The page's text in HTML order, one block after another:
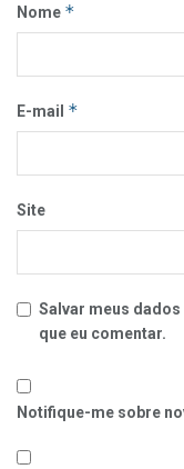
Nome *
E-mail *
Site
Salvar meus
que eu comentar.
Notifique-me sobre